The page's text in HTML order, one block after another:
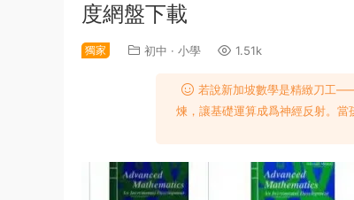
度網盤下載
獨家 初中 · 小學 1.51k
若說新加坡數學是精緻刀工
煉，讓基礎運算成爲神經反射。當